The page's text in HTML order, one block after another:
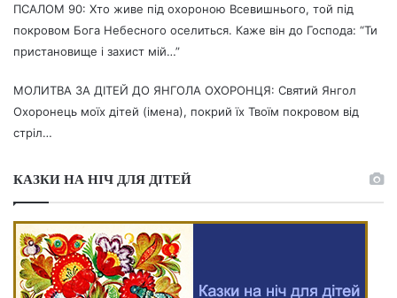
ПСАЛОМ 90: Хто живе під охороною Всевишнього, той під
покровом Бога Небесного оселиться. Каже він до Господа: “Ти
пристановище і захист мій…”
МОЛИТВА ЗА ДІТЕЙ ДО ЯНГОЛА ОХОРОНЦЯ: Святий Янгол
Охоронець моїх дітей (імена), покрий їх Твоїм покровом від
стріл…
КАЗКИ НА НІЧ ДЛЯ ДІТЕЙ